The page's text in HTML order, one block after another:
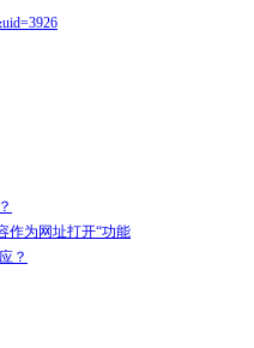
作为网址打开“功能
？